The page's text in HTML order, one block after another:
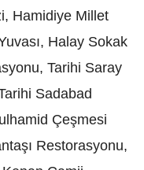
Hamidiye Millet
Halay Sokak
Tarihi Saray
Sadabad
Çeşmesi
Restorasyonu,